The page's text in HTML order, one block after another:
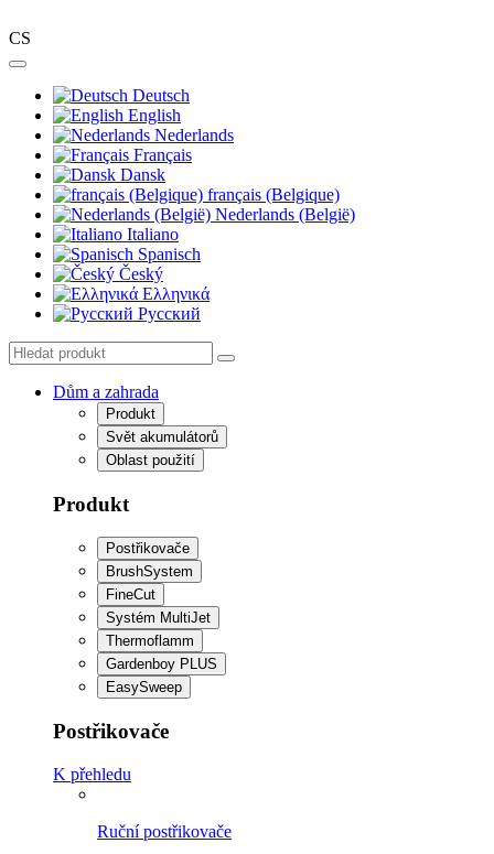
CS
Deutsch
English
Nederlands
Français
Dansk
français (Belgique)
Nederlands (België)
Italiano
Spanisch
Český
Ελληνικά
Pусский
Dům a zahrada
Produkt
Svět akumulátorů
Oblast použití
Produkt
Postřikovače
BrushSystem
FineCut
Systém MultiJet
Thermoflamm
Gardenboy PLUS
EasySweep
Postřikovače
K přehledu
Ruční postřikovače